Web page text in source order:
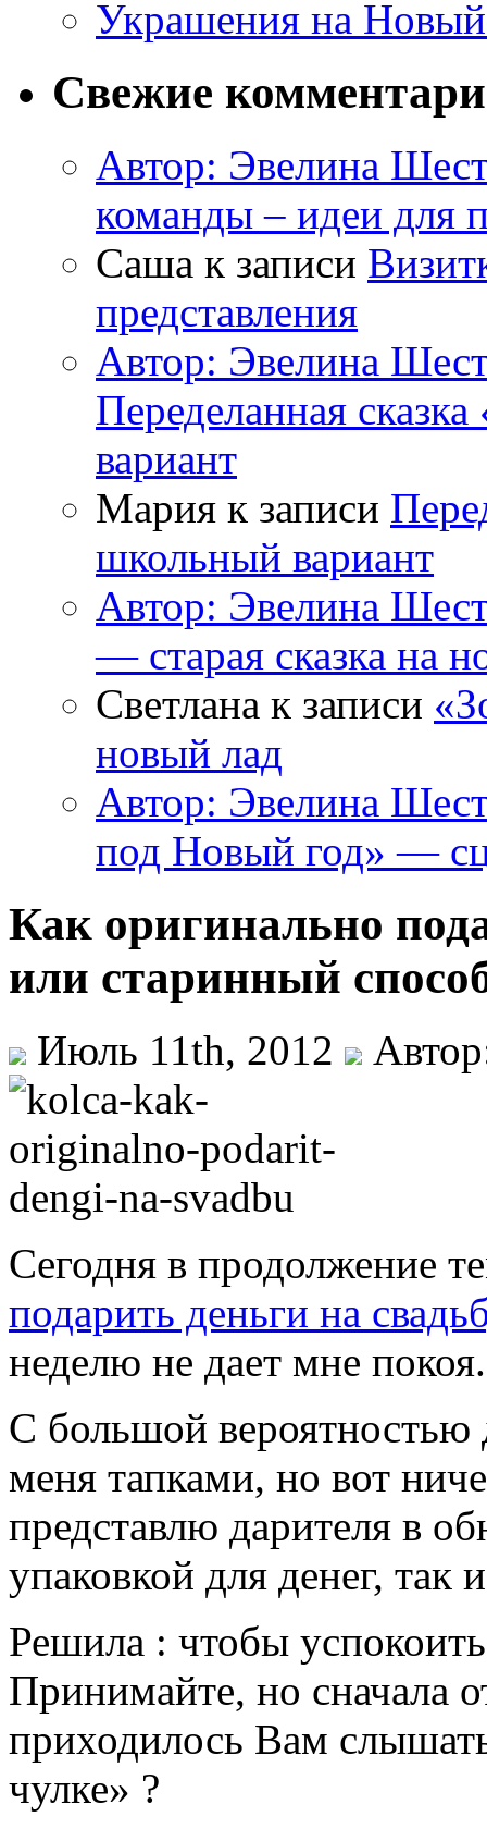
Украшения на
Свежие
Автор: Эвелина
команды – идеи для
Саша к записи
представления
Автор: Эвелина
Переделанная
вариант
Мария к записи
школьный вариант
Автор: Эвелина
— старая сказка на
Светлана к записи
новый лад
Автор: Эвелина
под Новый год» —
Как оригинально
или старинный
Июль 11th, 2012
Сегодня в продолжение
подарить деньги на
неделю не дает мне покоя.
С большой вероятностью
меня тапками, но вот
представлю дарителя в
упаковкой для денег, так
Решила : чтобы
Принимайте, но сначала
приходилось Вам
чулке» ?